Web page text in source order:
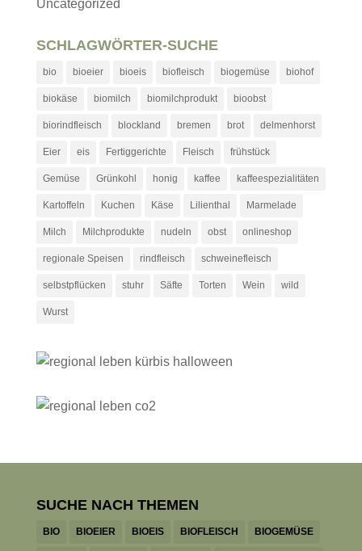
Uncategorized
SCHLAGWÖRTER-SUCHE
bio bioeier bioeis biofleisch biogemüse biohof
biokäse biomilch biomilchprodukt bioobst
biorindfleisch blockland bremen brot delmenhorst
Eier eis Fertiggerichte Fleisch frühstück
Gemüse Grünkohl honig kaffee kaffeespezialitäten
Kartoffeln Kuchen Käse Lilienthal Marmelade
Milch Milchprodukte nudeln obst onlineshop
regionale Speisen rindfleisch schweinefleisch
selbstpflücken stuhr Säfte Torten Wein wild
Wurst
SUCHE NACH THEMEN
BIO BIOEIER BIOEIS BIOFLEISCH BIOGEMÜSE